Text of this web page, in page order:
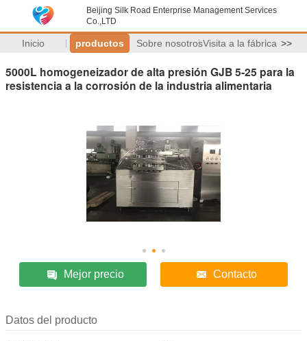
Beijing Silk Road Enterprise Management Services
Co.,LTD
Inicio productos Sobre nosotrosVisita a la fábrica >>
5000L homogeneizador de alta presión GJB 5-25 para la
resistencia a la corrosión de la industria alimentaria
Mejor precio Contacto
Datos del producto